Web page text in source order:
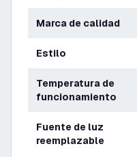
Marca de calidad
Estilo
Temperatura de
funcionamiento
Fuente de luz
reemplazable